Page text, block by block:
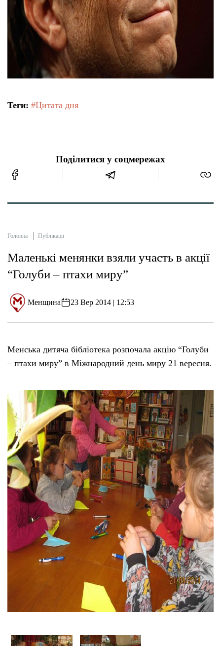
Теги: #Цитата дня
Поділитися у соцмережах
Головна Публікації
Маленькі менянки взяли участь в акції
“Голуби – птахи миру”
Менщина 23 Вер 2014 | 12:53
Менська дитяча бібліотека розпочала акцію “Голуби
– птахи миру” в Міжнародний день миру 21 вересня.